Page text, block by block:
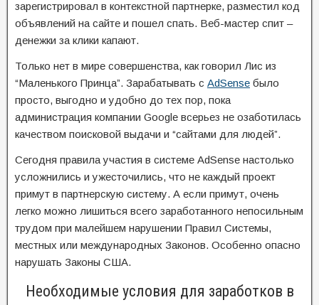
зарегистрировал в контекстной партнерке, разместил код
объявлений на сайте и пошел спать. Веб-мастер спит –
денежки за клики капают.
Только нет в мире совершенства, как говорил Лис из
“Маленького Принца”. Зарабатывать с AdSense было
просто, выгодно и удобно до тех пор, пока
администрация компании Google всерьез не озаботилась
качеством поисковой выдачи и “сайтами для людей”.
Сегодня правила участия в системе AdSense настолько
усложнились и ужесточились, что не каждый проект
примут в партнерскую систему. А если примут, очень
легко можно лишиться всего заработанного непосильным
трудом при малейшем нарушении Правил Системы,
местных или международных Законов. Особенно опасно
нарушать Законы США.
Необходимые условия для заработков в